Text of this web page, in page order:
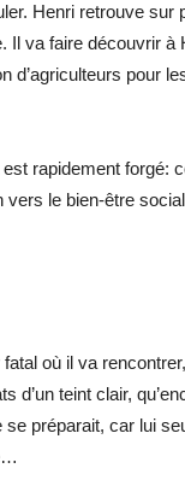
Henri retrouve sur
va faire découvrir à
d’agriculteurs pour
rapidement forgé:
le bien-être
où il va
d’un teint clair,
préparait, car lui